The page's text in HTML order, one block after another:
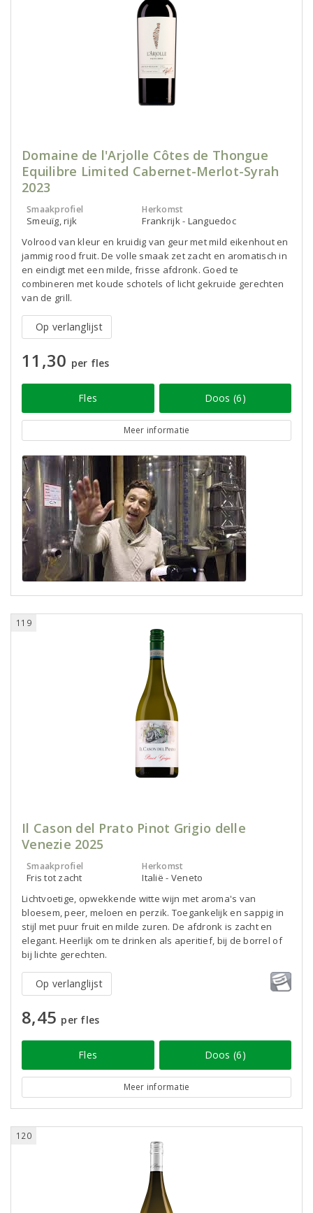
Domaine de l'Arjolle Côtes de Thongue
Equilibre Limited Cabernet-Merlot-Syrah
2023
Smaakprofiel
Smeuïg, rijk
Herkomst
Frankrijk - Languedoc
Volrood van kleur en kruidig van geur met mild eikenhout en
jammig rood fruit. De volle smaak zet zacht en aromatisch in
en eindigt met een milde, frisse afdronk. Goed te
combineren met koude schotels of licht gekruide gerechten
van de grill.
Op verlanglijst
11,30 per fles
Fles Doos (6)
Meer informatie
119
Il Cason del Prato Pinot Grigio delle
Venezie 2025
Smaakprofiel
Fris tot zacht
Herkomst
Italië - Veneto
Lichtvoetige, opwekkende witte wijn met aroma's van
bloesem, peer, meloen en perzik. Toegankelijk en sappig in
stijl met puur fruit en milde zuren. De afdronk is zacht en
elegant. Heerlijk om te drinken als aperitief, bij de borrel of
bij lichte gerechten.
Op verlanglijst
8,45 per fles
Fles Doos (6)
Meer informatie
120